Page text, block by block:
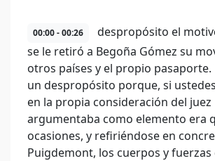
00:00 - 00:26
despropósito el
se le retiró a Begoña Gómez su
otros países y el propio pasaporte.
un despropósito porque, si
en la propia consideración del juez
argumentaba como elemento era
ocasiones, y refiriéndose en
Puigdemont, los cuerpos y